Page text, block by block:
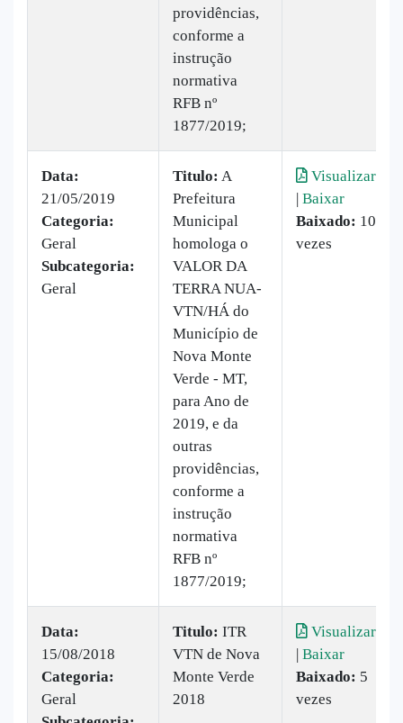
providências,
conforme a
instrução
normativa
RFB nº
1877/2019;
Data:
21/05/2019
Categoria:
Geral
Subcategoria:
Geral
Titulo: A
Prefeitura
Municipal
homologa o
VALOR DA
TERRA NUA-
VTN/HÁ do
Município de
Nova Monte
Verde - MT,
para Ano de
2019, e da
outras
providências,
conforme a
instrução
normativa
RFB nº
1877/2019;
Visualizar
| Baixar
Baixado: 10
vezes
Data:
15/08/2018
Categoria:
Geral
Titulo: ITR
VTN de Nova
Monte Verde
2018
Visualizar
| Baixar
Baixado: 5
vezes